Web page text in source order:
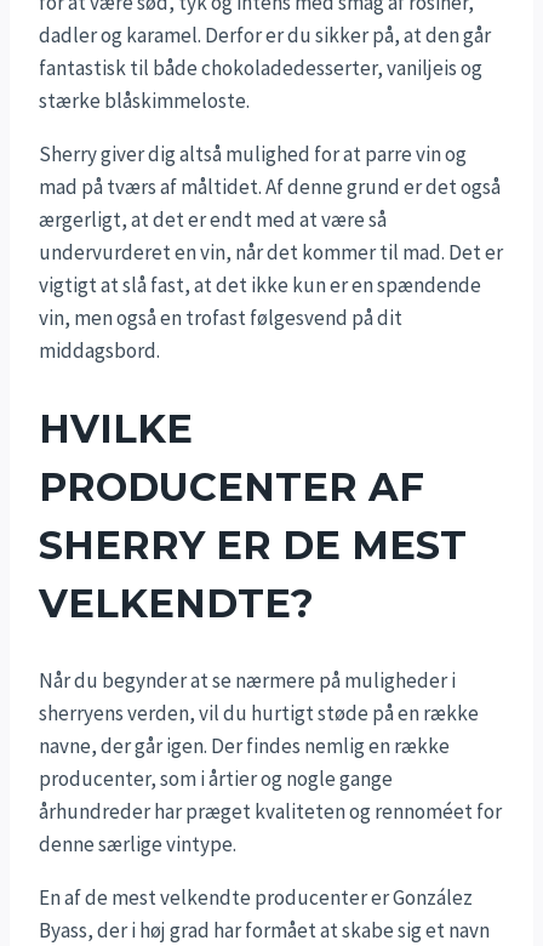
dadler og karamel. Derfor er du sikker på, at den går
fantastisk til både chokoladedesserter, vaniljeis og
stærke blåskimmeloste.
Sherry giver dig altså mulighed for at parre vin og
mad på tværs af måltidet. Af denne grund er det også
ærgerligt, at det er endt med at være så
undervurderet en vin, når det kommer til mad. Det er
vigtigt at slå fast, at det ikke kun er en spændende
vin, men også en trofast følgesvend på dit
middagsbord.
HVILKE
PRODUCENTER AF
SHERRY ER DE MEST
VELKENDTE?
Når du begynder at se nærmere på muligheder i
sherryens verden, vil du hurtigt støde på en række
navne, der går igen. Der findes nemlig en række
producenter, som i årtier og nogle gange
århundreder har præget kvaliteten og rennoméet for
denne særlige vintype.
En af de mest velkendte producenter er González
Byass, der i høj grad har formået at skabe sig et navn